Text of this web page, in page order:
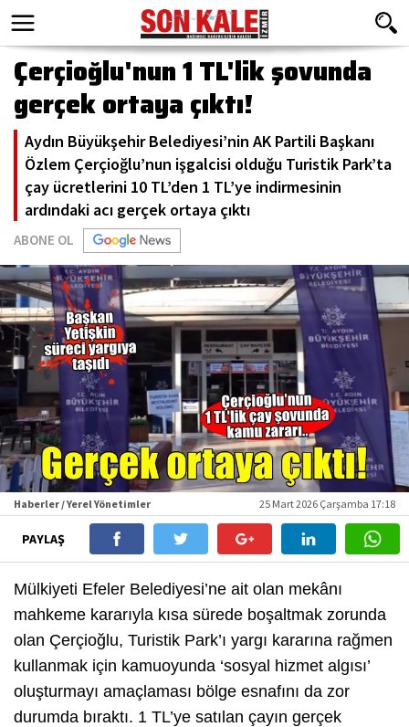
Çerçioğlu'nun 1 TL'lik şovunda
gerçek ortaya çıktı!
Aydın Büyükşehir Belediyesi’nin AK Partili Başkanı
Özlem Çerçioğlu’nun işgalcisi olduğu Turistik Park’ta
çay ücretlerini 10 TL’den 1 TL’ye indirmesinin
ardındaki acı gerçek ortaya çıktı
ABONE OL
Haberler / Yerel Yönetimler 25 Mart 2026 Çarşamba 17:18
PAYLAŞ
Mülkiyeti Efeler Belediyesi’ne ait olan mekânı
mahkeme kararıyla kısa sürede boşaltmak zorunda
olan Çerçioğlu, Turistik Park’ı yargı kararına rağmen
kullanmak için kamuoyunda ‘sosyal hizmet algısı’
oluşturmayı amaçlaması bölge esnafını da zor
durumda bıraktı. 1 TL’ye satılan çayın gerçek